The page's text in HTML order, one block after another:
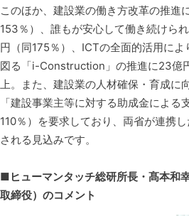
このほか、建設業の働き方改革の推進
153％）、誰もが安心して働き続けら
円（同175％）、ICTの全面的活用に
図る「i-Construction」の推進に23億
上。また、建設業の人材確保・育成に
「建設事業主等に対する助成金によ
110％）を要求しており、両省が連携
される見込みです。
■ヒューマンタッチ総研所長・髙本和
取締役）のコメント